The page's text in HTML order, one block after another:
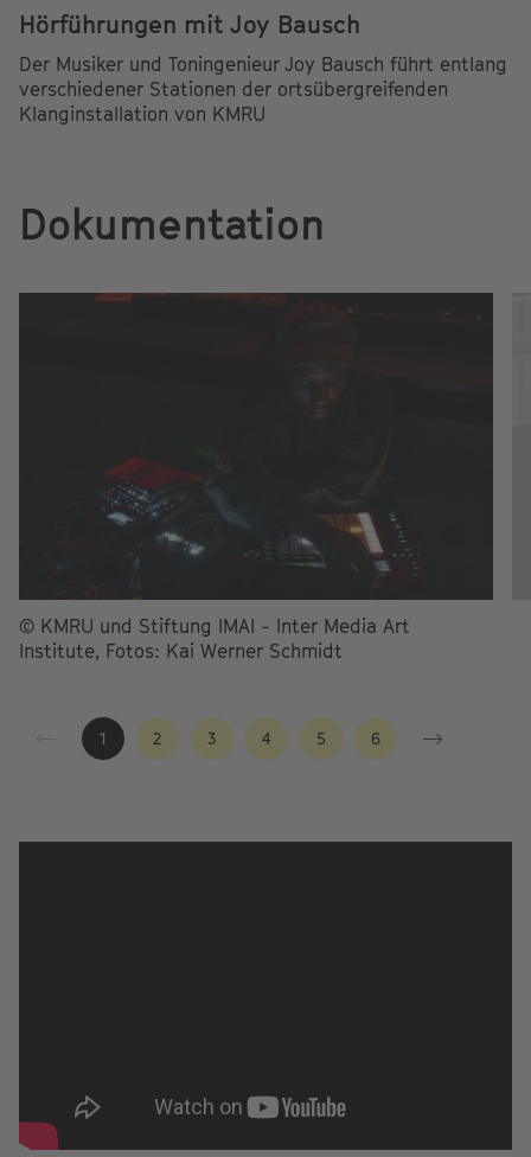
Hörführungen mit Joy Bausch
Der Musiker und Toningenieur Joy Bausch führt entlang
verschiedener Stationen der ortsübergreifenden
Klanginstallation von KMRU
Dokumentation
© KMRU und Stiftung IMAI - Inter Media Art
Institute, Fotos: Kai Werner Schmidt
1 2 3 4 5 6